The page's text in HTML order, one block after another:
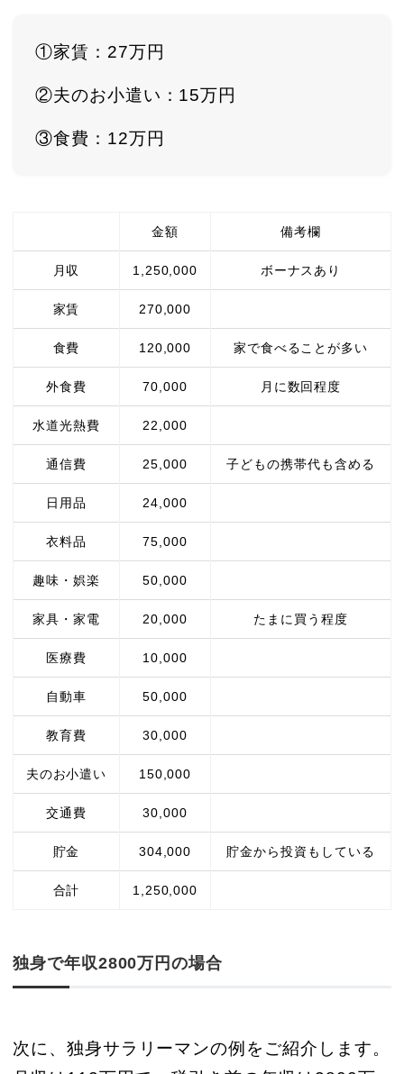
①家賃：27万円
②夫のお小遣い：15万円
③食費：12万円
金額 備考欄
月収 1,250,000 ボーナスあり
家賃 270,000
食費 120,000 家で食べることが多い
外食費 70,000 月に数回程度
水道光熱費 22,000
通信費 25,000 子どもの携帯代も含める
日用品 24,000
衣料品 75,000
趣味・娯楽 50,000
家具・家電 20,000 たまに買う程度
医療費 10,000
自動車 50,000
教育費 30,000
夫のお小遣い 150,000
交通費 30,000
貯金 304,000 貯金から投資もしている
合計 1,250,000
独身で年収2800万円の場合
次に、独身サラリーマンの例をご紹介します。